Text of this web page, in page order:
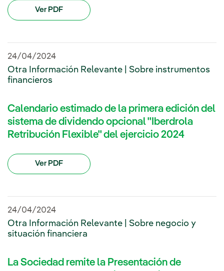
Ver PDF
24/04/2024
Otra Información Relevante | Sobre instrumentos
financieros
Calendario estimado de la primera edición del
sistema de dividendo opcional "Iberdrola
Retribución Flexible" del ejercicio 2024
Ver PDF
24/04/2024
Otra Información Relevante | Sobre negocio y
situación financiera
La Sociedad remite la Presentación de